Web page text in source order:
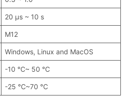
20 μs ~ 10 s
M12
Windows, Linux and MacOS
-10 ℃~ 50 ℃
-25 ℃~70 ℃